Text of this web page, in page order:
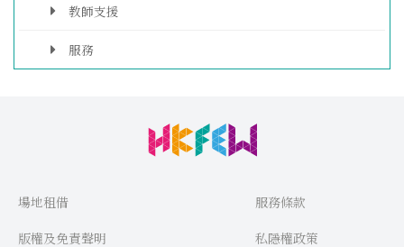
教師支援
服務
場地租借
服務條款
版權及免責聲明
私隱權政策